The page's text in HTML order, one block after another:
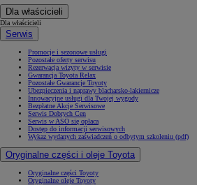
Dla właścicieli
Dla właścicieli
Serwis
Promocje i sezonowe usługi
Pozostałe oferty serwisu
Rezerwacja wizyty w serwisie
Gwarancja Toyota Relax
Pozostałe Gwarancje Toyoty
Ubezpieczenia i naprawy blacharsko-lakiernicze
Innowacyjne usługi dla Twojej wygody
Bezpłatne Akcje Serwisowe
Serwis Dobrych Cen
Serwis w ASO się opłaca
Dostęp do informacji serwisowych
Wykaz wydanych zaświadczeń o odbytym szkoleniu (pdf)
Oryginalne części i oleje Toyota
Oryginalne części Toyoty
Oryginalne oleje Toyoty